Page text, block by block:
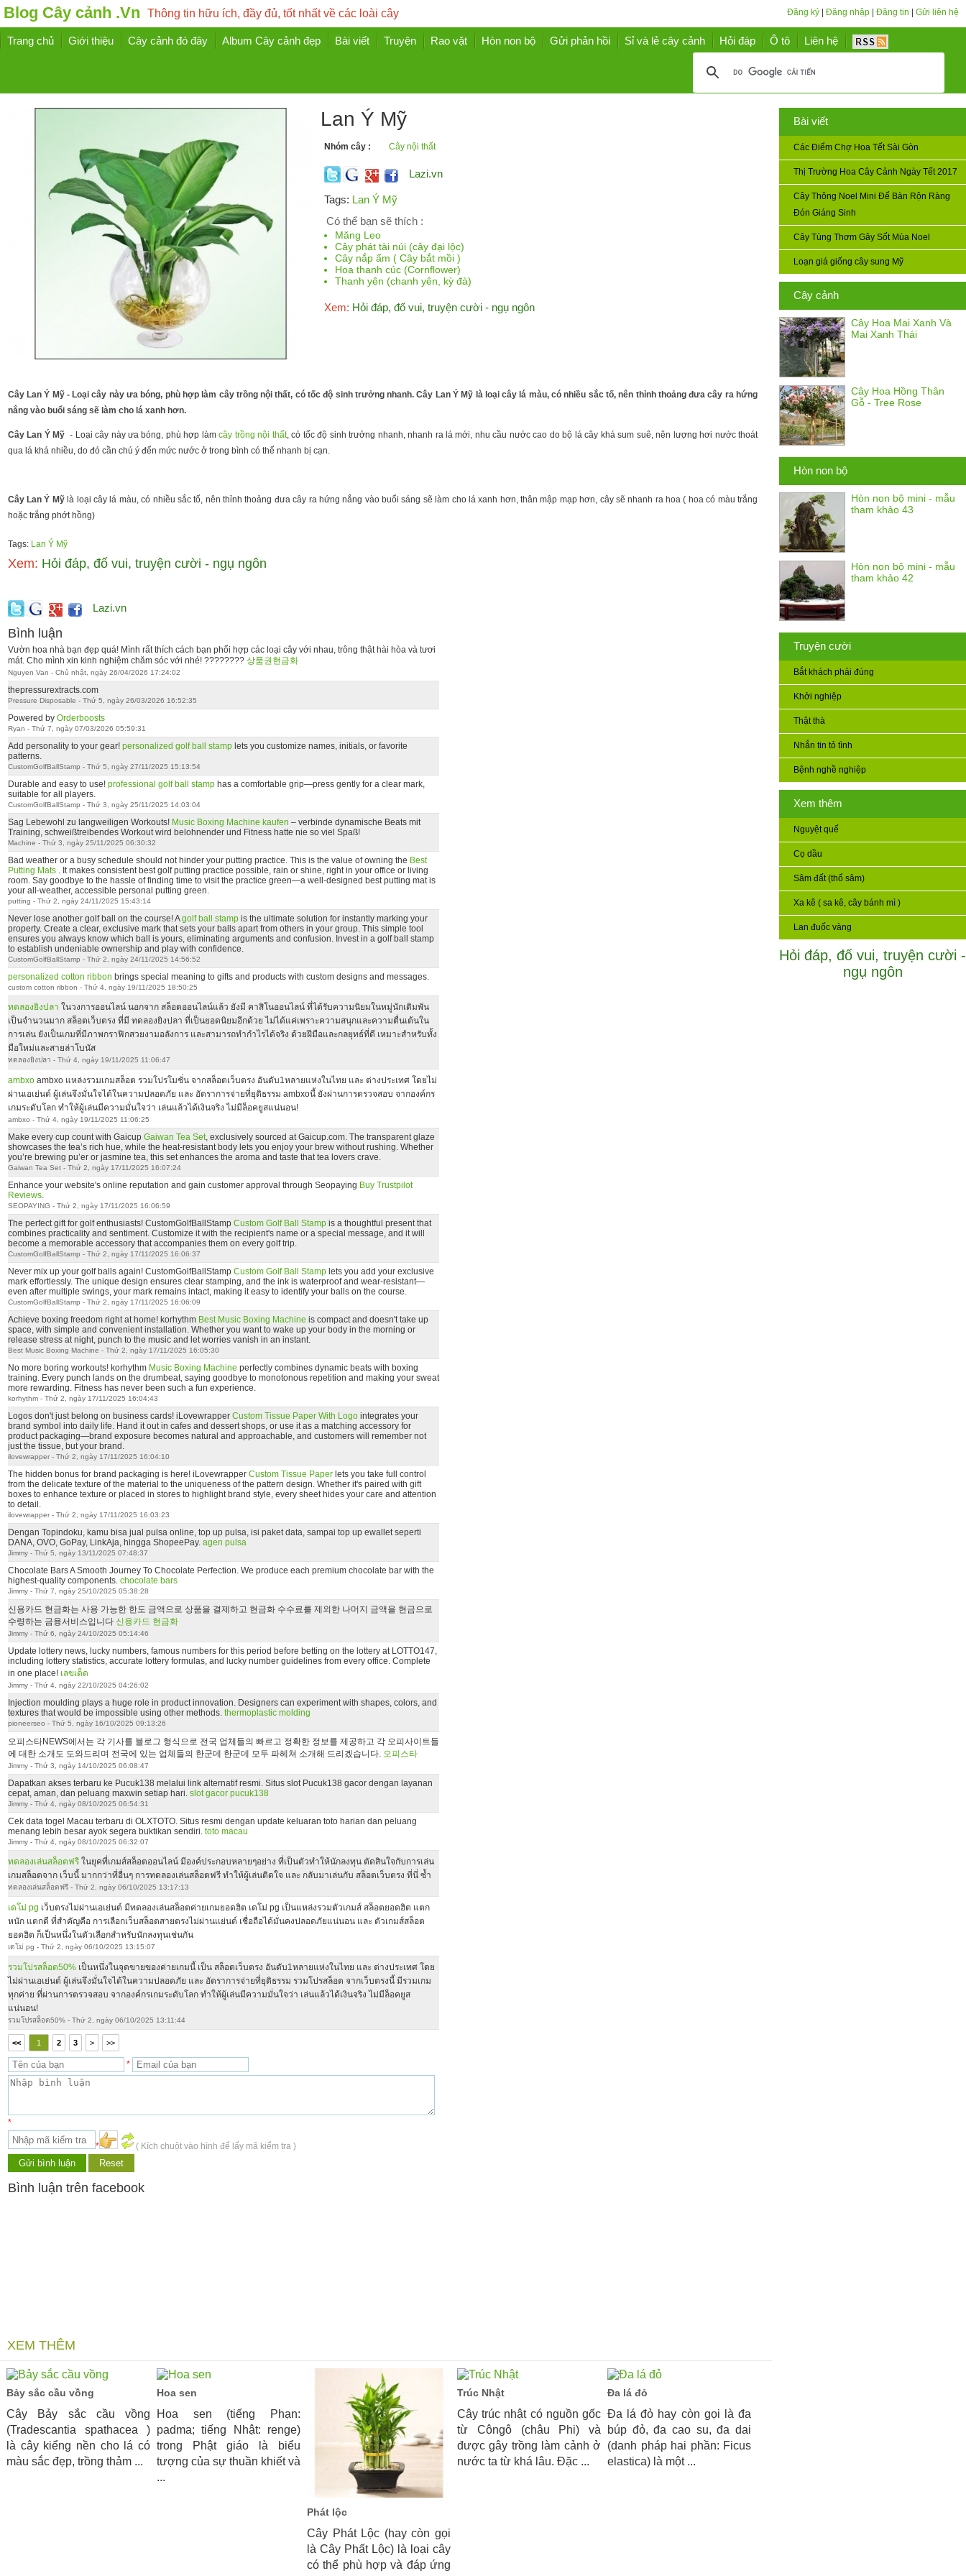
Blog Cây cảnh .Vn Thông tin hữu ích, đầy đủ, tốt nhất về các loài cây Đăng ký Đăng nhập Đăng tin Gửi liên hệ
Trang chủ Giới thiệu Cây cảnh đó đây Album Cây cảnh đẹp Bài viết Truyện Rao vặt Hòn non bộ Gửi phản hồi Sỉ và lẻ cây cảnh Hỏi đáp Ô tô Liên hệ
Bài viết
Các Điểm Chợ Hoa Tết Sài Gòn
Thị Trường Hoa Cây Cảnh Ngày Tết 2017
Cây Thông Noel Mini Để Bàn Rộn Ràng
Đón Giáng Sinh
Cây Tùng Thơm Gây Sốt Mùa Noel
Loạn giá giống cây sung Mỹ
Cây cảnh
Cây Hoa Mai Xanh Và
Mai Xanh Thái
Cây Hoa Hồng Thân
Gỗ - Tree Rose
Hòn non bộ
Hòn non bộ mini - mẫu
tham khảo 43
Hòn non bộ mini - mẫu
tham khảo 42
Truyện cười
Bắt khách phải đúng
Khởi nghiệp
Thật thà
Nhắn tin tỏ tình
Bệnh nghề nghiệp
Xem thêm
Nguyệt quế
Cọ dầu
Sâm đất (thổ sâm)
Xa kê ( sa kê, cây bánh mì )
Lan đuốc vàng
Hỏi đáp, đố vui, truyện cười -
ngụ ngôn
Lan Ý Mỹ
Nhóm cây : Cây nội thất
Lazi.vn
Tags: Lan Ý Mỹ
Có thể bạn sẽ thích :
Măng Leo
Cây phát tài núi (cây đại lộc)
Cây nắp ấm ( Cây bắt mồi )
Hoa thanh cúc (Cornflower)
Thanh yên (chanh yên, kỳ đà)
Xem: Hỏi đáp, đố vui, truyện cười - ngụ ngôn
Cây Lan Ý Mỹ - Loại cây này ưa bóng, phù hợp làm cây trồng nội thất, có tốc độ sinh trưởng nhanh. Cây Lan Ý Mỹ là loại cây lá màu, có nhiều sắc tố, nên thỉnh thoảng đưa cây ra hứng
nắng vào buổi sáng sẽ làm cho lá xanh hơn.
Cây Lan Ý Mỹ - Loại cây này ưa bóng, phù hợp làmcây trồng nội thất, có tốc độ sinh trưởng nhanh, nhanh ra lá mới, nhu cầu nước cao do bộ lá cây khá sum suê, nên lượng hơi nước thoát
qua lá khá nhiều, do đó cần chú ý đến mức nước ở trong bình có thể nhanh bị cạn.
Cây Lan Ý Mỹlà loại cây lá màu, có nhiều sắc tố, nên thỉnh thoảng đưa cây ra hứng nắng vào buổi sáng sẽ làm cho lá xanh hơn, thân mập mạp hơn, cây sẽ nhanh ra hoa ( hoa có màu trắng
hoặc trắng phớt hồng)
Tags: Lan Ý Mỹ
Xem: Hỏi đáp, đố vui, truyện cười - ngụ ngôn
Lazi.vn
Bình luận
Vườn hoa nhà bạn đẹp quá! Mình rất thích cách bạn phối hợp các loại cây với nhau, trông thật hài hòa và tươi
mát. Cho mình xin kinh nghiệm chăm sóc với nhé! ???????? 상품권현금화
Nguyen Van - Chủ nhật, ngày 26/04/2026 17:24:02
thepressurextracts.com
Pressure Disposable - Thứ 5, ngày 26/03/2026 16:52:35
Powered by Orderboosts
Ryan - Thứ 7, ngày 07/03/2026 05:59:31
Add personality to your gear! personalized golf ball stamplets you customize names, initials, or favorite
patterns.
CustomGolfBallStamp - Thứ 5, ngày 27/11/2025 15:13:54
Durable and easy to use! professional golf ball stamphas a comfortable grip—press gently for a clear mark,
suitable for all players.
CustomGolfBallStamp - Thứ 3, ngày 25/11/2025 14:03:04
Sag Lebewohl zu langweiligen Workouts! Music Boxing Machine kaufen – verbinde dynamische Beats mit
Training, schweißtreibendes Workout wird belohnender und Fitness hatte nie so viel Spaß!
Machine - Thứ 3, ngày 25/11/2025 06:30:32
Bad weather or a busy schedule should not hinder your putting practice. This is the value of owning the Best
Putting Mats. It makes consistent best golf putting practice possible, rain or shine, right in your office or living
room. Say goodbye to the hassle of finding time to visit the practice green—a well-designed best putting mat is
your all-weather, accessible personal putting green.
putting - Thứ 2, ngày 24/11/2025 15:43:14
Never lose another golf ball on the course! Agolf ball stampis the ultimate solution for instantly marking your
property. Create a clear, exclusive mark that sets your balls apart from others in your group. This simple tool
ensures you always know which ball is yours, eliminating arguments and confusion. Invest in a golf ball stamp
to establish undeniable ownership and play with confidence.
CustomGolfBallStamp - Thứ 2, ngày 24/11/2025 14:56:52
personalized cotton ribbon brings special meaning to gifts and products with custom designs and messages.
custom cotton ribbon - Thứ 4, ngày 19/11/2025 18:50:25
ทดลองยิงปลา ในวงการออนไลน์ นอกจาก สล็อตออนไลน์แล้ว ยังมี คาสิโนออนไลน์ ที่ได้รับความนิยมในหมู่นักเดิมพัน
เป็นจำนวนมาก สล็อตเว็บตรง ที่มี ทดลองยิงปลา ที่เป็นยอดนิยมอีกด้วย ไม่ได้แค่เพราะความสนุกและความตื่นเต้นใน
การเล่น ยังเป็นเกมที่มีภาพกราฟิกสวยงามอลังการ และสามารถทำกำไรได้จริง ด้วยฝีมือและกลยุทธ์ที่ดี เหมาะสำหรับทั้ง
มือใหม่และสายล่าโบนัส
ทดลองยิงปลา - Thứ 4, ngày 19/11/2025 11:06:47
ambxoambxo แหล่งรวมเกมสล็อต รวมโปรโมชั่น จากสล็อตเว็บตรง อันดับ1หลายแห่งในไทย และ ต่างประเทศ โดยไม่
ผ่านเอเย่นต์ ผู้เล่นจึงมั่นใจได้ในความปลอดภัย และ อัตราการจ่ายที่ยุติธรรม ambxoนี้ ยังผ่านการตรวจสอบ จากองค์กร
เกมระดับโลก ทำให้ผู้เล่นมีความมั่นใจว่า เล่นแล้วได้เงินจริง ไม่มีล็อคยูสแน่นอน!
ambxo - Thứ 4, ngày 19/11/2025 11:06:25
Make every cup count with Gaicup Gaiwan Tea Set, exclusively sourced at Gaicup.com. The transparent glaze
showcases the tea’s rich hue, while the heat-resistant body lets you enjoy your brew without rushing. Whether
you’re brewing pu’er or jasmine tea, this set enhances the aroma and taste that tea lovers crave.
Gaiwan Tea Set - Thứ 2, ngày 17/11/2025 16:07:24
Enhance your website's online reputation and gain customer approval through Seopaying Buy Trustpilot
Reviews.
SEOPAYING - Thứ 2, ngày 17/11/2025 16:06:59
The perfect gift for golf enthusiasts! CustomGolfBallStamp Custom Golf Ball Stampis a thoughtful present that
combines practicality and sentiment. Customize it with the recipient's name or a special message, and it will
become a memorable accessory that accompanies them on every golf trip.
CustomGolfBallStamp - Thứ 2, ngày 17/11/2025 16:06:37
Never mix up your golf balls again! CustomGolfBallStamp Custom Golf Ball Stamplets you add your exclusive
mark effortlessly. The unique design ensures clear stamping, and the ink is waterproof and wear-resistant—
even after multiple swings, your mark remains intact, making it easy to identify your balls on the course.
CustomGolfBallStamp - Thứ 2, ngày 17/11/2025 16:06:09
Achieve boxing freedom right at home! korhythm Best Music Boxing Machine is compact and doesn't take up
space, with simple and convenient installation. Whether you want to wake up your body in the morning or
release stress at night, punch to the music and let worries vanish in an instant.
Best Music Boxing Machine - Thứ 2, ngày 17/11/2025 16:05:30
No more boring workouts! korhythm Music Boxing Machine perfectly combines dynamic beats with boxing
training. Every punch lands on the drumbeat, saying goodbye to monotonous repetition and making your sweat
more rewarding. Fitness has never been such a fun experience.
korhythm - Thứ 2, ngày 17/11/2025 16:04:43
Logos don't just belong on business cards! iLovewrapper Custom Tissue Paper With Logointegrates your
brand symbol into daily life. Hand it out in cafes and dessert shops, or use it as a matching accessory for
product packaging—brand exposure becomes natural and approachable, and customers will remember not
just the tissue, but your brand.
ilovewrapper - Thứ 2, ngày 17/11/2025 16:04:10
The hidden bonus for brand packaging is here! iLovewrapper Custom Tissue Paperlets you take full control
from the delicate texture of the material to the uniqueness of the pattern design. Whether it's paired with gift
boxes to enhance texture or placed in stores to highlight brand style, every sheet hides your care and attention
to detail.
ilovewrapper - Thứ 2, ngày 17/11/2025 16:03:23
Dengan Topindoku, kamu bisa jual pulsa online, top up pulsa, isi paket data, sampai top up ewallet seperti
DANA, OVO, GoPay, LinkAja, hingga ShopeePay. agen pulsa
Jimmy - Thứ 5, ngày 13/11/2025 07:48:37
Chocolate Bars A Smooth Journey To Chocolate Perfection. We produce each premium chocolate bar with the
highest-quality components. chocolate bars
Jimmy - Thứ 7, ngày 25/10/2025 05:38:28
신용카드 현금화는 사용 가능한 한도 금액으로 상품을 결제하고 현금화 수수료를 제외한 나머지 금액을 현금으로
수령하는 금융서비스입니다 신용카드 현금화
Jimmy - Thứ 6, ngày 24/10/2025 05:14:46
Update lottery news, lucky numbers, famous numbers for this period before betting on the lottery at LOTTO147,
including lottery statistics, accurate lottery formulas, and lucky number guidelines from every office. Complete
in one place! เลขเด็ด
Jimmy - Thứ 4, ngày 22/10/2025 04:26:02
Injection moulding plays a huge role in product innovation. Designers can experiment with shapes, colors, and
textures that would be impossible using other methods. thermoplastic molding
pioneerseo - Thứ 5, ngày 16/10/2025 09:13:26
오피스타NEWS에서는 각 기사를 블로그 형식으로 전국 업체들의 빠르고 정확한 정보를 제공하고 각 오피사이트들
에 대한 소개도 도와드리며 전국에 있는 업체들의 한군데 한군데 모두 파헤쳐 소개해 드리겠습니다. 오피스타
Jimmy - Thứ 3, ngày 14/10/2025 06:08:47
Dapatkan akses terbaru ke Pucuk138 melalui link alternatif resmi. Situs slot Pucuk138 gacor dengan layanan
cepat, aman, dan peluang maxwin setiap hari. slot gacor pucuk138
Jimmy - Thứ 4, ngày 08/10/2025 06:54:31
Cek data togel Macau terbaru di OLXTOTO. Situs resmi dengan update keluaran toto harian dan peluang
menang lebih besar ayok segera buktikan sendiri. toto macau
Jimmy - Thứ 4, ngày 08/10/2025 06:32:07
ทดลองเล่นสล็อตฟรีในยุคที่เกมส์สล็อตออนไลน์ มีองค์ประกอบหลายๆอย่าง ที่เป็นตัวทำให้นักลงทุน ตัดสินใจกับการเล่น
เกมสล็อตจาก เว็บนี้ มากกว่าที่อื่นๆ การทดลองเล่นสล็อตฟรี ทำให้ผู้เล่นติดใจ และ กลับมาเล่นกับ สล็อตเว็บตรง ที่นี่ ซ้ำ
ทดลองเล่นสล็อตฟรี - Thứ 2, ngày 06/10/2025 13:17:13
เดโม่ pg เว็บตรงไม่ผ่านเอเย่นต์ มีทดลองเล่นสล็อตค่ายเกมยอดฮิต เดโม่ pg เป็นแหล่งรวมตัวเกมส์ สล็อตยอดฮิต แตก
หนัก แตกดี ที่สำคัญคือ การเลือกเว็บสล็อตสายตรงไม่ผ่านเเย่นต์ เชื่อถือได้มั่นคงปลอดภัยแน่นอน และ ตัวเกมส์สล็อต
ยอดฮิต ก็เป็นหนึ่งในตัวเลือกสำหรับนักลงทุนเช่นกัน
เดโม่ pg - Thứ 2, ngày 06/10/2025 13:15:07
รวมโปรสล็อต50%เป็นหนึ่งในจุดขายของค่ายเกมนี้ เป็น สล็อตเว็บตรง อันดับ1หลายแห่งในไทย และ ต่างประเทศ โดย
ไม่ผ่านเอเย่นต์ ผู้เล่นจึงมั่นใจได้ในความปลอดภัย และ อัตราการจ่ายที่ยุติธรรม รวมโปรสล็อต จากเว็บตรงนี้ มีรวมเกม
ทุกค่าย ที่ผ่านการตรวจสอบ จากองค์กรเกมระดับโลก ทำให้ผู้เล่นมีความมั่นใจว่า เล่นแล้วได้เงินจริง ไม่มีล็อคยูส
แน่นอน!
รวมโปรสล็อต50% - Thứ 2, ngày 06/10/2025 13:11:44
<< 1 2 3 > >>
*
*
* ( Kích chuột vào hình để lấy mã kiểm tra )
Bình luận trên facebook
XEM THÊM
Bảy sắc cầu vồng
Cây Bảy sắc cầu vồng
(Tradescantia spathacea )
là cây kiểng nền cho lá có
màu sắc đẹp, trồng thảm ...
Hoa sen
Hoa sen (tiếng Phạn:
padma; tiếng Nhật: renge)
trong Phật giáo là biểu
tượng của sự thuần khiết và
...
Phát lộc
Cây Phát Lộc (hay còn gọi
là Cây Phất Lộc) là loại cây
có thể phù hợp và đáp ứng
Trúc Nhật
Cây trúc nhật có nguồn gốc
từ Côngô (châu Phi) và
được gây trồng làm cảnh ở
nước ta từ khá lâu. Đặc ...
Đa lá đỏ
Đa lá đỏ hay còn gọi là đa
búp đỏ, đa cao su, đa dai
(danh pháp hai phần: Ficus
elastica) là một ...